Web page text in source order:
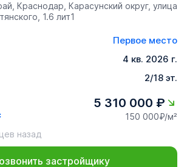
Краснодар, Карасунский округ, улица
1.6 лит1
Первое место
4 кв. 2026 г.
2/18 эт.
5 310 000 ₽
150 000₽/м²
назад
застройщику